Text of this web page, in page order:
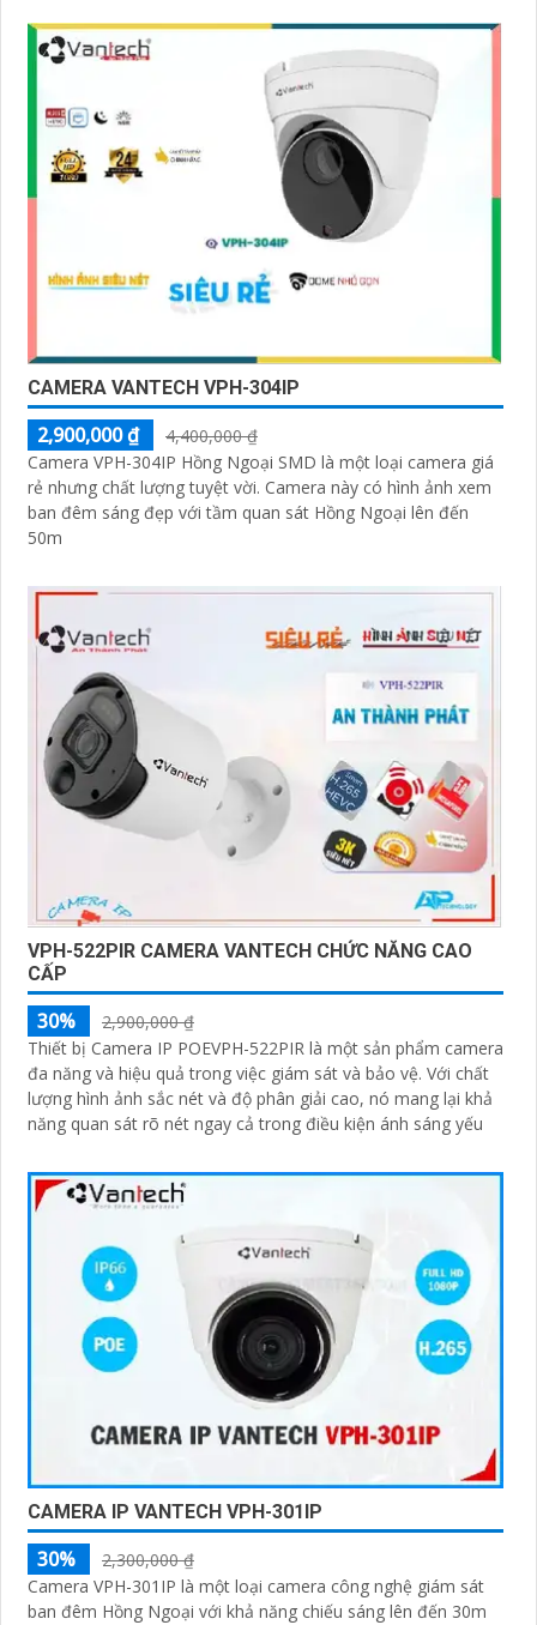
CAMERA VANTECH VPH-304IP
2,900,000 ₫
4,400,000 ₫
Camera VPH-304IP Hồng Ngoại SMD là một loại camera giá
rẻ nhưng chất lượng tuyệt vời. Camera này có hình ảnh xem
ban đêm sáng đẹp với tầm quan sát Hồng Ngoại lên đến
50m
VPH-522PIR CAMERA VANTECH CHỨC NĂNG CAO
CẤP
30%
2,900,000 ₫
Thiết bị Camera IP POEVPH-522PIR là một sản phẩm camera
đa năng và hiệu quả trong việc giám sát và bảo vệ. Với chất
lượng hình ảnh sắc nét và độ phân giải cao, nó mang lại khả
năng quan sát rõ nét ngay cả trong điều kiện ánh sáng yếu
CAMERA IP VANTECH VPH-301IP
30%
2,300,000 ₫
Camera VPH-301IP là một loại camera công nghệ giám sát
ban đêm Hồng Ngoại với khả năng chiếu sáng lên đến 30m